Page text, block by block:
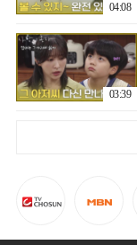
04:08
03:39